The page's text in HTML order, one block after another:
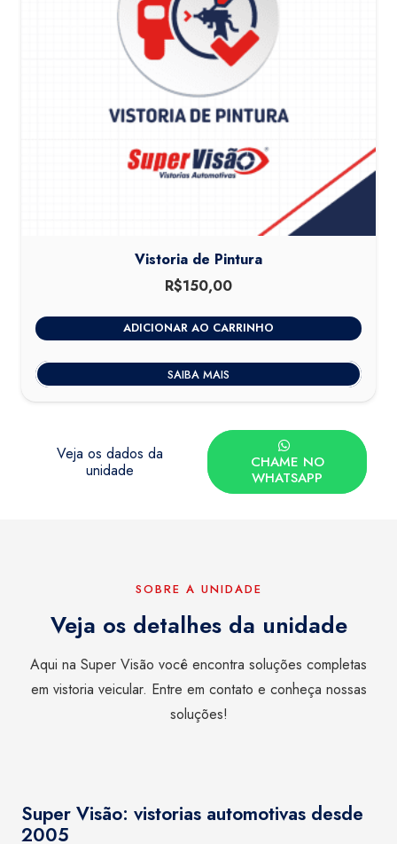
Vistoria de Pintura
R$150,00
ADICIONAR AO CARRINHO
SAIBA MAIS
Veja os dados da
unidade
CHAME NO
WHATSAPP
SOBRE A UNIDADE
Veja os detalhes da unidade
Aqui na Super Visão você encontra soluções completas
em vistoria veicular. Entre em contato e conheça nossas
soluções!
Super Visão: vistorias automotivas desde
2005